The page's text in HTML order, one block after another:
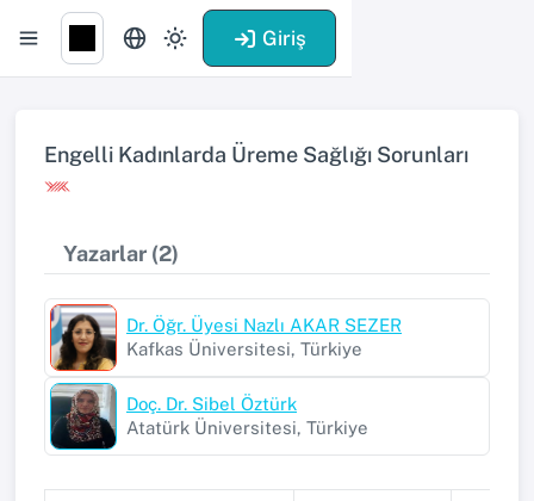
Giriş
Engelli Kadınlarda Üreme Sağlığı Sorunları
Yazarlar (2)
Dr. Öğr. Üyesi Nazlı AKAR SEZER
Kafkas Üniversitesi, Türkiye
Doç. Dr. Sibel Öztürk
Atatürk Üniversitesi, Türkiye